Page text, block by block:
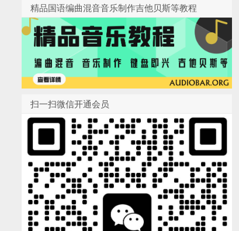
精品国语编曲混音音乐制作吉他贝斯等教程
扫一扫微信开通会员